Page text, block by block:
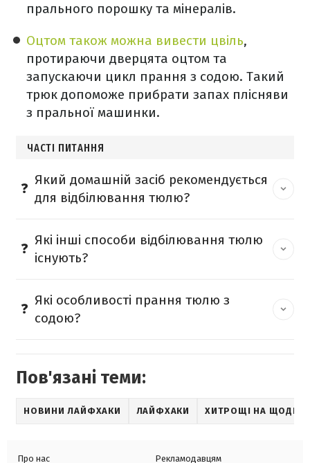
прального порошку та мінералів.
Оцтом також можна вивести цвіль,
протираючи дверцята оцтом та
запускаючи цикл прання з содою. Такий
трюк допоможе прибрати запах плісняви
з пральної машинки.
ЧАСТІ ПИТАННЯ
Який домашній засіб рекомендується
для відбілювання тюлю?
Які інші способи відбілювання тюлю
існують?
Які особливості прання тюлю з
содою?
Пов'язані теми:
НОВИНИ ЛАЙФХАКИ ЛАЙФХАКИ ХИТРОЩІ НА
Про нас
Рекламодавцям